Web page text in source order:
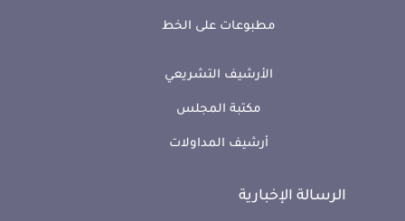
مطبوعات على الخط
الأرشيف التشريعي
مكتبة المجلس
أرشيف المداولات
الرسالة الإخبارية